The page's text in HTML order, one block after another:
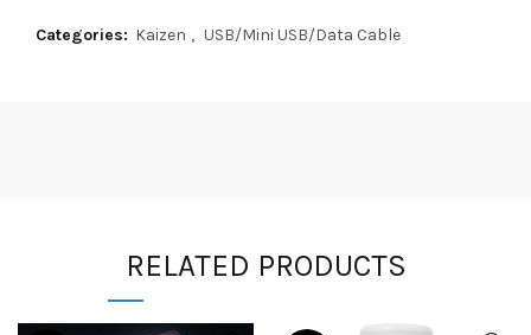
Categories: Kaizen , USB/Mini USB/Data Cable
RELATED PRODUCTS